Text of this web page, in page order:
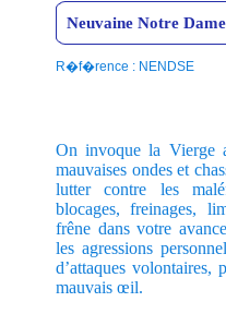
Neuvaine Notre
R�f�rence : NENDSE
On invoque la Vierge
mauvaises ondes et
lutter contre les
blocages, freinages,
frêne dans votre
les agressions
d’attaques
mauvais œil.